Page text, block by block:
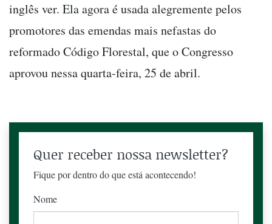
inglês ver. Ela agora é usada alegremente pelos
promotores das emendas mais nefastas do
reformado Código Florestal, que o Congresso
aprovou nessa quarta-feira, 25 de abril.
Quer receber nossa newsletter?
Fique por dentro do que está acontecendo!
Nome